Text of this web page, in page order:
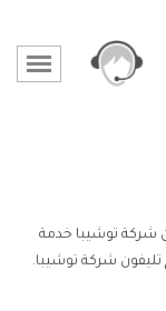
شركة توشيبا خدمة
شركة توشيبا.